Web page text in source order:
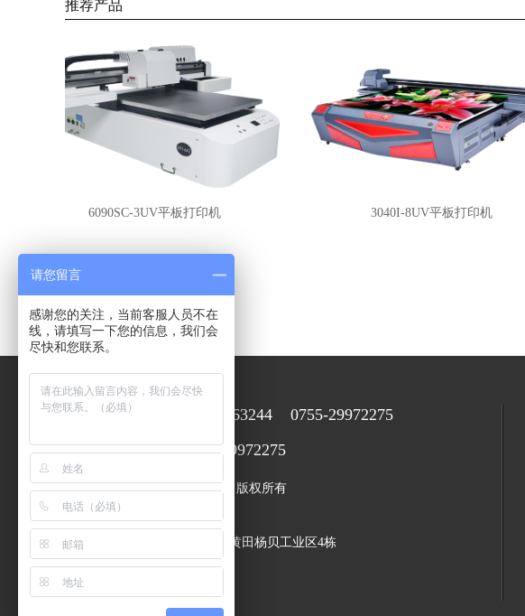
推荐产品
6090SC-3UV平板打印机 3040I-8UV平板打印机
热门标签：
售前在线咨询： 15920063244 0755-29972275
售后咨询服务：0755-29972275
深圳市彩韵机械设备有限公司 版权所有
备案号：粤ICP备20036149号
地址：深圳市宝安区西乡街道黄田杨贝工业区4栋
E-mail：2355421937@qq.com
请您留言
感谢您的关注，当前客服人员不在
线，请填写一下您的信息，我们会
尽快和您联系。